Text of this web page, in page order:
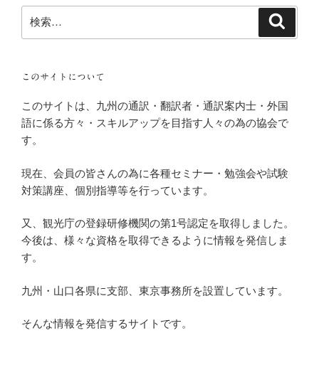
索:
このサイトについて
このサイトは、九州の通訳・翻訳者・通訳案内士・外国
語に係る方々・スキルアップを目指す人々の為の協会で
す。
現在、会員の皆さんの為に各種セミナー・勉強会や試験
対策講座、個別指導等を行っています。
又、観光庁の登録研修機関の第1号認定を取得しました。
今後は、様々な資格を取得できるように情報を発信しま
す。
九州・山口各県に支部、東京事務所を設置しています。
そんな情報を発信するサイトです。